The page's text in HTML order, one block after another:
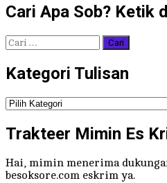
Cari Apa Sob? Ketik
Cari
untuk:
Kategori Tulisan
Kategori
Trakteer Mimin Es
Hai, mimin menerima
besoksore.com eskrim ya.